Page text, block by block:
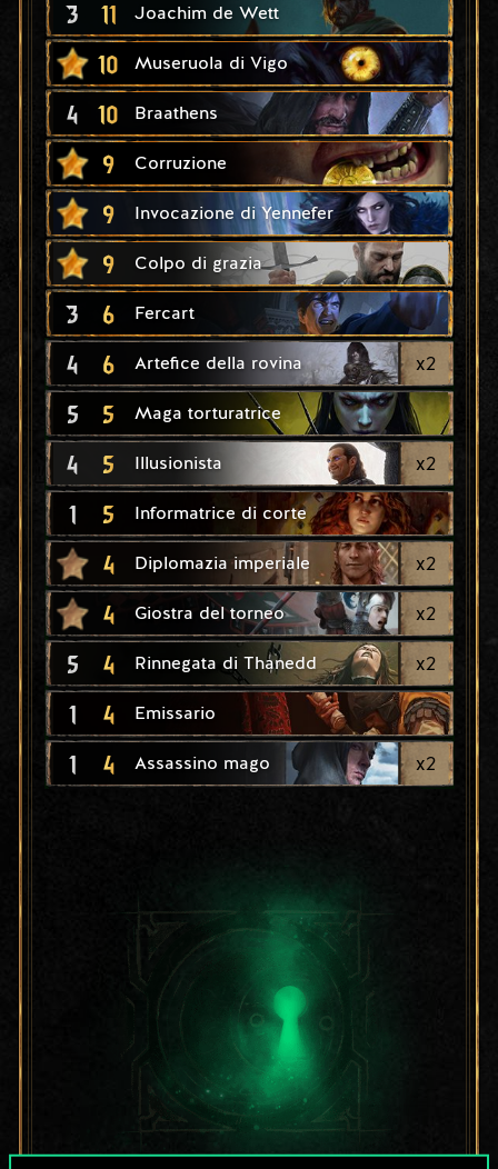
3 11 Joachim de Wett
10 Museruola di Vigo
4 10 Braathens
9 Corruzione
9 Invocazione di Yennefer
9 Colpo di grazia
3 6 Fercart
4 6 Artefice della rovina x2
5 5 Maga torturatrice
4 5 Illusionista x2
1 5 Informatrice di corte
4 Diplomazia imperiale x2
4 Giostra del torneo x2
5 4 Rinnegata di Thanedd x2
1 4 Emissario
1 4 Assassino mago x2